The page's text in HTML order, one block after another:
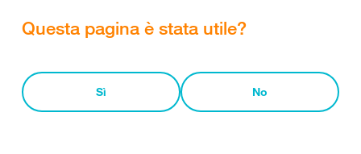
Questa pagina è stata utile?
Sì No